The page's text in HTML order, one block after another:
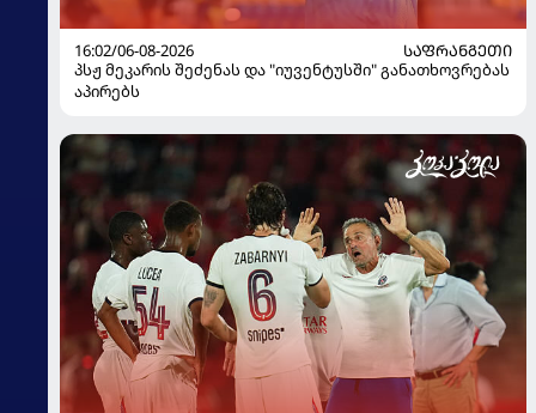
16:02/06-08-2026
ᲡᲐᲤᲠᲐᲜᲒᲔᲗᲘ
პსჟ მეკარის შეძენას და "იუვენტუსში" განათხოვრებას
აპირებს